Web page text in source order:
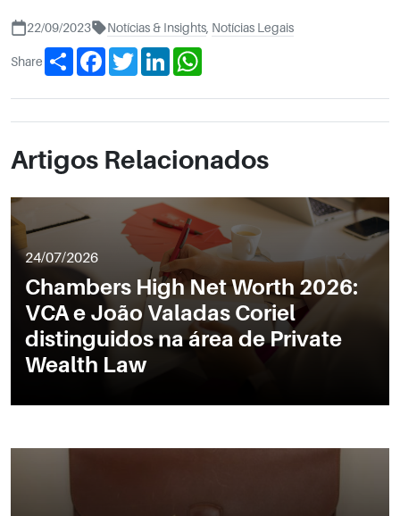
22/09/2023 Notícias & Insights Notícias Legais
Share Share FacebookTwitterLinkedIn
Artigos Relacionados
24/07/2026
Chambers High Net Worth 2026:
VCA e João Valadas Coriel
distinguidos na área de Private
Wealth Law